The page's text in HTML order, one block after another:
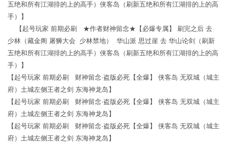
五绝和所有江湖排的上的高手）侠客岛（刷新五绝和所有江湖排的上的高
手）】
【起号玩家 前期必刷 ★作者财神留念★【必爆专属】 刷完之后 去
少林（藏金阁 屠狮大会 少林禁地） 华山派 思过崖 去 华山论剑（刷新
五绝和所有江湖排的上的高手）侠客岛（刷新五绝和所有江湖排的上的高
手）】
【起号玩家 前期必刷 财神留念·盗版必死【全爆】 侠客岛 无双城（城主
府）土城左侧王者之剑 东海神龙岛】
【起号玩家 前期必刷 财神留念·盗版必死【全爆】 侠客岛 无双城（城主
府）土城左侧王者之剑 东海神龙岛】
【起号玩家 前期必刷 财神留念·盗版必死【全爆】 侠客岛 无双城（城主
府）土城左侧王者之剑 东海神龙岛】